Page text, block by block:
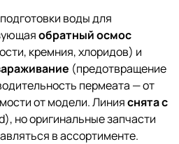
воды для
обратный осмос
кремния, хлоридов) и
(предотвращение
пермеата — от
от модели. Линияснята с
но оригинальные запчасти
в ассортименте.